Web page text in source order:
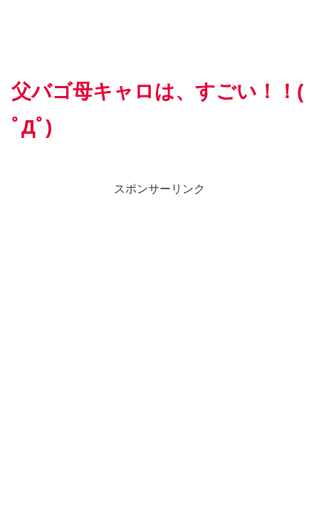
父バゴ母キャロは、すごい！！(
ﾟДﾟ)
スポンサーリンク